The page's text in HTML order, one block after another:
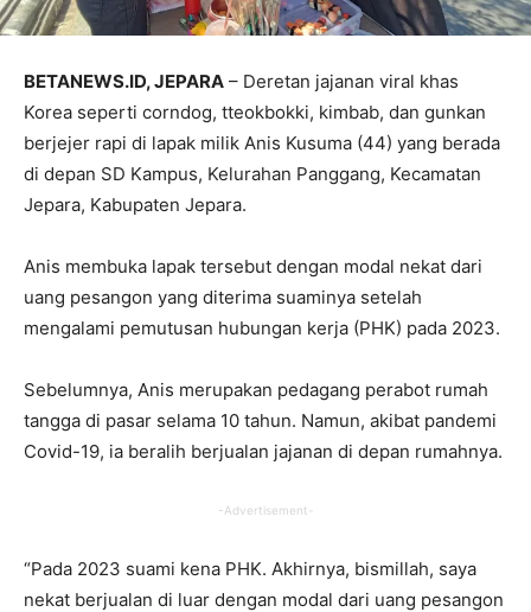
BETANEWS.ID, JEPARA – Deretan jajanan viral khas
Korea seperti corndog, tteokbokki, kimbab, dan gunkan
berjejer rapi di lapak milik Anis Kusuma (44) yang berada
di depan SD Kampus, Kelurahan Panggang, Kecamatan
Jepara, Kabupaten Jepara.
Anis membuka lapak tersebut dengan modal nekat dari
uang pesangon yang diterima suaminya setelah
mengalami pemutusan hubungan kerja (PHK) pada 2023.
Sebelumnya, Anis merupakan pedagang perabot rumah
tangga di pasar selama 10 tahun. Namun, akibat pandemi
Covid-19, ia beralih berjualan jajanan di depan rumahnya.
-Advertisement-
“Pada 2023 suami kena PHK. Akhirnya, bismillah, saya
nekat berjualan di luar dengan modal dari uang pesangon